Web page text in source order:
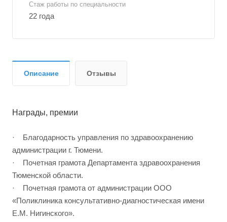
Стаж работы по специальности
22 года
Описание Отзывы
Награды, премии
· Благодарность управления по здравоохранению
администрации г. Тюмени.
· Почетная грамота Департамента здравоохранения
Тюменской области.
· Почетная грамота от администрации ООО
«Поликлиника консультативно-диагностическая имени
Е.М. Нигинского».